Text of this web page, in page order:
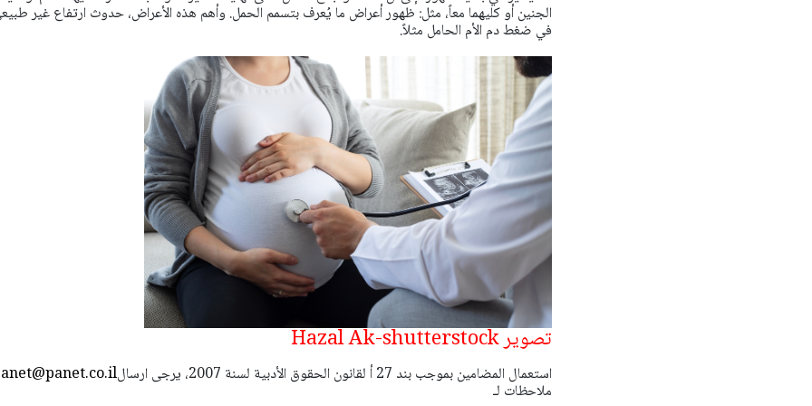
الجنين أو كليهما معاً، مثل: ظهور أعراض ما يُعرف بتسمم الحمل. وأهم هذه الأعراض، حدوث ارتفاع غير
في ضغط دم الأم الحامل مثلاً.
تصوير Hazal Ak-shutterstock
استعمال المضامين بموجب بند 27 أ لقانون الحقوق الأدبية لسنة 2007، يرجى ارسال
ملاحظات لـ